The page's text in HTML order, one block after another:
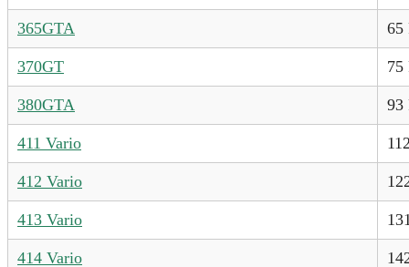
365GTA 65
370GT 75
380GTA 93
411 Vario
412 Vario
413 Vario
414 Vario